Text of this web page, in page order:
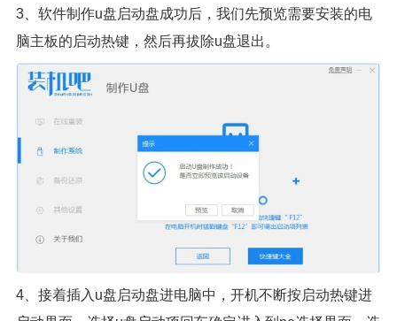
3、软件制作u盘启动盘成功后，我们先预览需要安装的电
脑主板的启动热键，然后再拔除u盘退出。
4、接着插入u盘启动盘进电脑中，开机不断按启动热键进